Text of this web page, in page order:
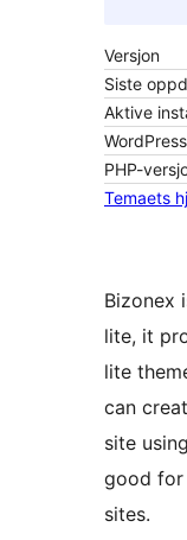
Versjon
Siste
Aktive
PHP-
Temaets
Bizonex
lite, it
lite
can
site
good for
sites.